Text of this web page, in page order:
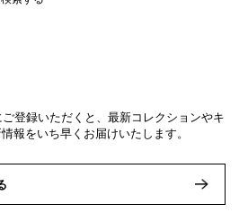
ご登録いただくと、最新コレクションやキ
報をいち早くお届けいたします。